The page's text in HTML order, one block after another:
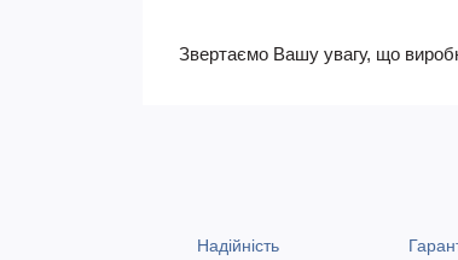
Звертаємо Вашу увагу, що
Надійність